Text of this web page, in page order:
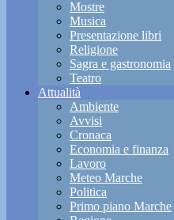
Mostre
Musica
Presentazione libri
Religione
Sagra e gastronomia
Teatro
Attualità
Ambiente
Avvisi
Cronaca
Economia e finanza
Lavoro
Meteo Marche
Politica
Primo piano Marche